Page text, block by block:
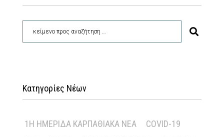
Κατηγορίες Νέων
1Η ΗΜΕΡΊΔΑ ΚΑΡΠΑΘΙΑΚΆ ΝΈΑ
COVID-19